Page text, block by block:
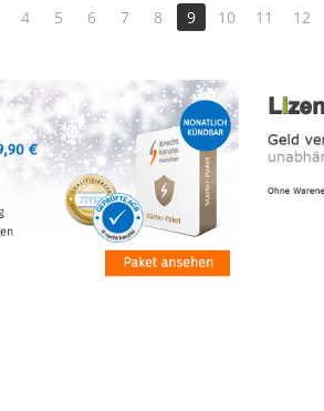
4 5 6 7 8 9 10 11 12